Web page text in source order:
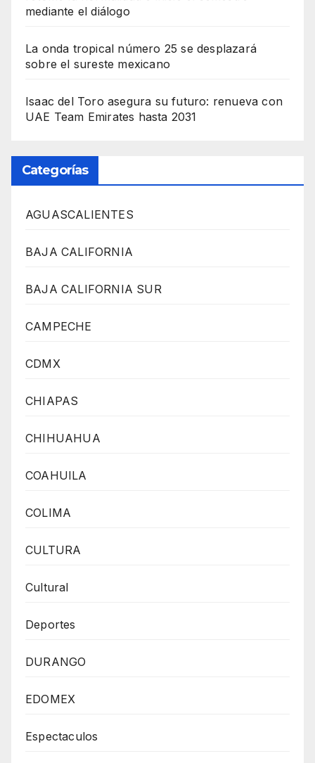
mediante el diálogo
La onda tropical número 25 se desplazará
sobre el sureste mexicano
Isaac del Toro asegura su futuro: renueva con
UAE Team Emirates hasta 2031
Categorías
AGUASCALIENTES
BAJA CALIFORNIA
BAJA CALIFORNIA SUR
CAMPECHE
CDMX
CHIAPAS
CHIHUAHUA
COAHUILA
COLIMA
CULTURA
Cultural
Deportes
DURANGO
EDOMEX
Espectaculos